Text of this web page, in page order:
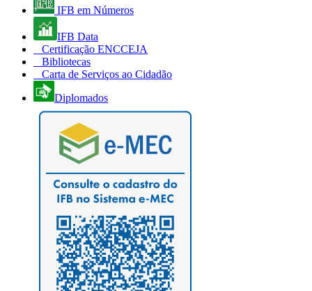
IFB em Números
IFB Data
Certificação ENCCEJA
Bibliotecas
Carta de Serviços ao Cidadão
Diplomados